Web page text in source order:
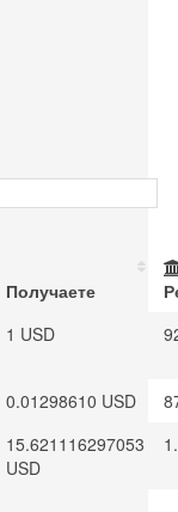
Получаете
1 USD
0.01298610 USD
15.621116297053
USD